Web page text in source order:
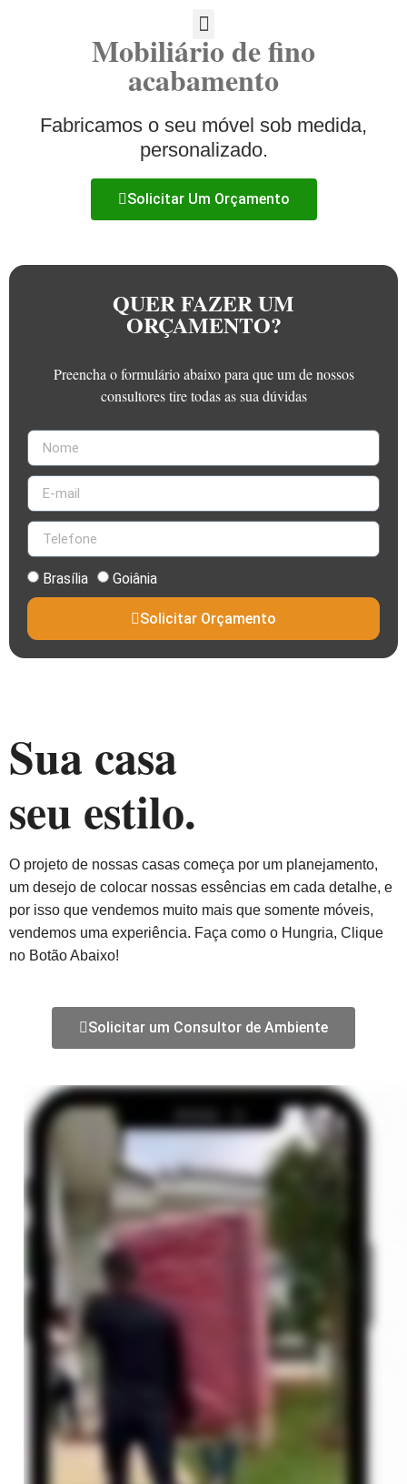
Mobiliário de fino
acabamento
Fabricamos o seu móvel sob medida,
personalizado.
Solicitar Um Orçamento
QUER FAZER UM
ORÇAMENTO?
Preencha o formulário abaixo para que um de nossos
consultores tire todas as sua dúvidas
Brasília Goiânia
Solicitar Orçamento
Sua casa
seu estilo.
O projeto de nossas casas começa por um planejamento,
um desejo de colocar nossas essências em cada detalhe, e
por isso que vendemos muito mais que somente móveis,
vendemos uma experiência. Faça como o Hungria, Clique
no Botão Abaixo!
Solicitar um Consultor de Ambiente